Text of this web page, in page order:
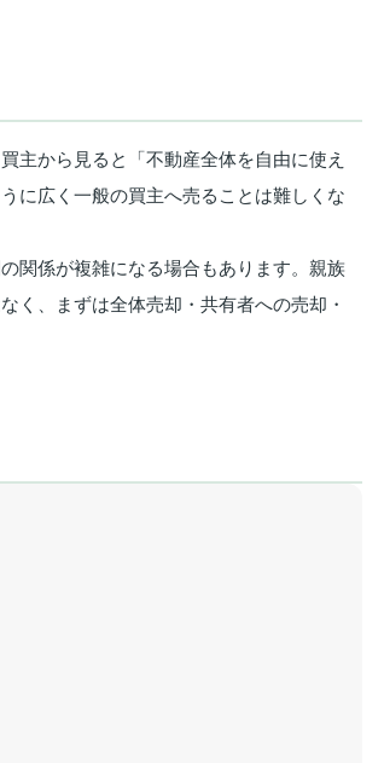
主から見ると「不動産全体を自由に使え
に広く一般の買主へ売ることは難しくな
関係が複雑になる場合もあります。親族
く、まずは全体売却・共有者への売却・